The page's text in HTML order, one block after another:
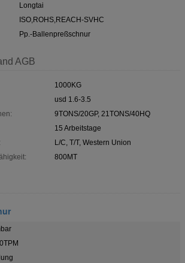
Longtai
ISO,ROHS,REACH-SVHC
Pp.-Ballenpreßschnur
AGB
1000KG
usd 1.6-3.5
9TONS/20GP, 21TONS/40HQ
15 Arbeitstage
L/C, T/T, Western Union
800MT